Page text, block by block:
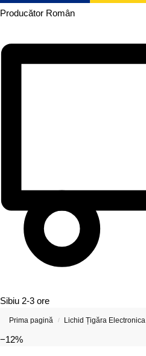
Producător Român
Sibiu 2-3 ore
Prima pagină / Lichid Țigăra Electronica
−12%